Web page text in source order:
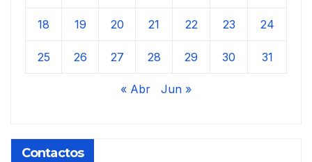
18 19 20 21 22 23 24
25 26 27 28 29 30 31
« Abr Jun »
Contactos